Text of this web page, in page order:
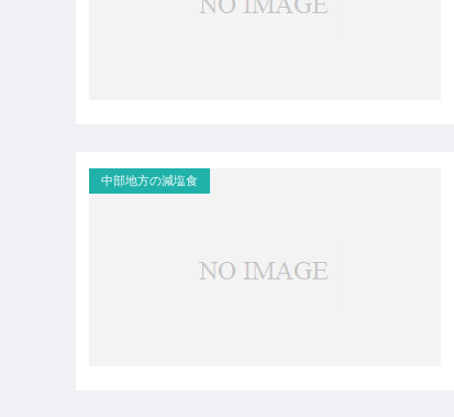
中部地方の減塩食